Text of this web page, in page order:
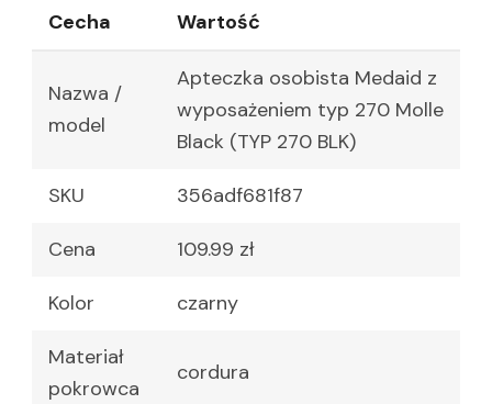
Cecha Wartość
Nazwa /
model
Apteczka osobista Medaid z
wyposażeniem typ 270 Molle
Black (TYP 270 BLK)
SKU 356adf681f87
Cena 109.99 zł
Kolor czarny
Materiał
pokrowca
cordura